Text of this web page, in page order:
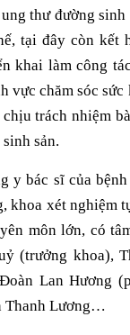
thư đường sinh
tại đây còn kết
khai làm công
vực chăm sóc sức
trách nhiệm
sản.
y bác sĩ của
khoa xét nghiệm
môn lớn, có
(trưởng khoa),
Lan Hương
Thanh Lương…